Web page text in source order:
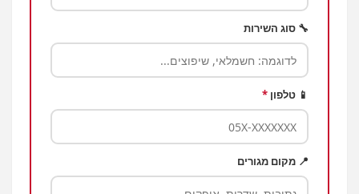
🔧 סוג השירות
📱 טלפון *
📍 מקום מגורים